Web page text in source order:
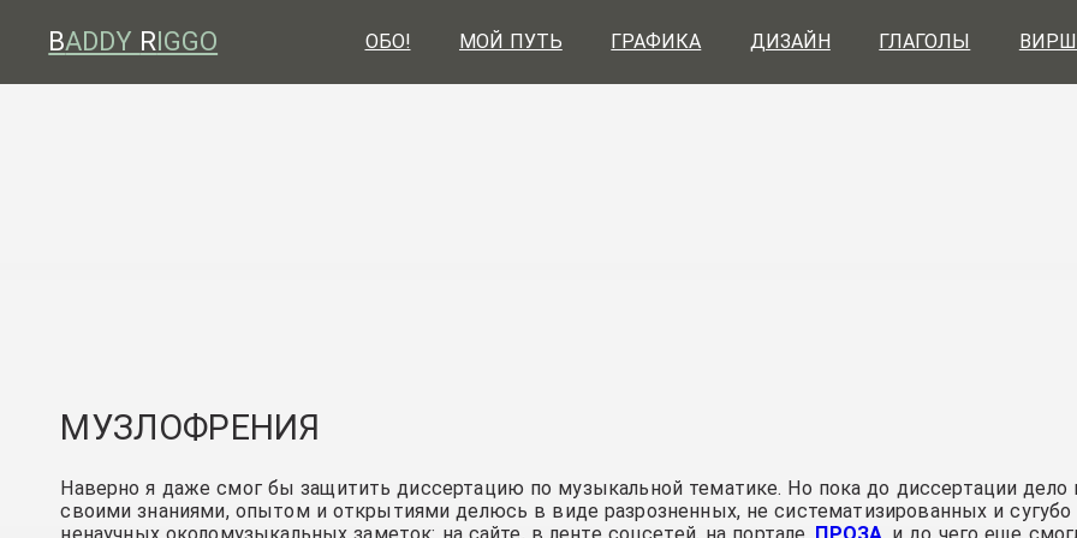
BADDY RIGGO ОБО! МОЙ ПУТЬ ГРАФИКА ДИЗАЙН ГЛАГОЛЫ
МУЗЛОФРЕНИЯ
Наверно я даже смог бы защитить диссертацию по музыкальной тематике. Но пока до диссертации дело
своими знаниями, опытом и открытиями делюсь в виде разрозненных, не систематизированных и сугубо
ненаучных околомузыкальных заметок: на сайте, в ленте соцсетей, на портале ПРОЗА и до чего еще